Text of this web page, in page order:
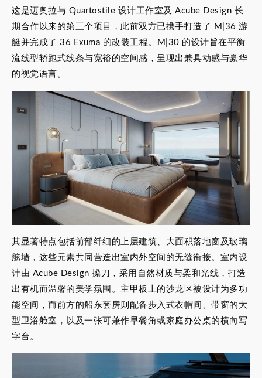
这是迈奥拉与 Quartostile 设计工作室及 Acube Design 长
期合作以来的第三个项目，此前双方已携手打造了 M|36 游
艇并完成了 36 Exuma 的改装工程。M|30 的设计旨在平衡
流线型轿跑式线条与宽裕的空间感，呈现出兼具动感与豪华
的视觉语言。
其显著特点包括前部纤细的上层建筑、大面积落地窗及玻璃
舷墙，这些元素共同营造出室内外空间的无缝衔接。室内设
计由 Acube Design 操刀，采用自然材质与柔和光线，打造
出有机而温馨的美学氛围。主甲板上的沙龙区被设计为多功
能空间，而前方的船东套房则配备步入式衣帽间、带窗的大
型卫浴舱室，以及一张可兼作早餐角或家庭办公桌的横向写
字台。